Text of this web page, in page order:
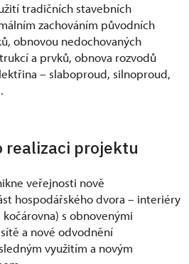
tradičních stavebních
zachováním původních
obnovou nedochovaných
a prvků, obnova rozvodů
– slaboproud, silnoproud,
realizaci projektu
veřejnosti nově
hospodářského dvora – interiéry
s obnovenými
a nové odvodnění
využitím a novým